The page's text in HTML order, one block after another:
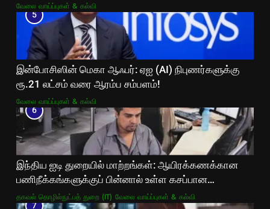
வேலை வாய்ப்புகள் & கல்வி
5
இன்போசிஸின் மெகா ஆஃபர்: ஏஐ (AI) நிபுணர்களுக்கு
ரூ.21 லட்சம் வரை ஆரம்ப சம்பளம்!
வேலை வாய்ப்புகள் & கல்வி
6
இந்திய ஐடி துறையில் மாற்றங்கள்: ஆயிரக்கணக்கான
பணிநீக்கங்களுக்குப் பின்னால் உள்ள கசப்பான
உண்மைகள்!
தகவல் தொழில்நுட்பத் துறை (IT) வேலை வாய்ப்புகள் & கல்வி
7